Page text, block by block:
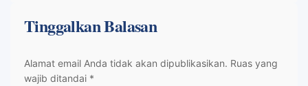
Tinggalkan Balasan
Alamat email Anda tidak akan dipublikasikan. Ruas yang
wajib ditandai *